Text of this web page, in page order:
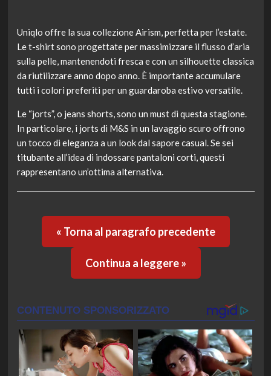
Uniqlo offre la sua collezione Airism, perfetta per l’estate.
Le t-shirt sono progettate per massimizzare il flusso d’aria
sulla pelle, mantenendoti fresca e con un silhouette classica
da riutilizzare anno dopo anno. È importante accumulare
tutti i colori preferiti per un guardaroba estivo versatile.
Le “jorts”, o jeans shorts, sono un must di questa stagione.
In particolare, i jorts di M&S in un lavaggio scuro offrono
un tocco di eleganza a un look dal sapore casual. Se sei
titubante all’idea di indossare pantaloni corti, questi
rappresentano un’ottima alternativa.
« Torna al paragrafo precedente
Continua a leggere »